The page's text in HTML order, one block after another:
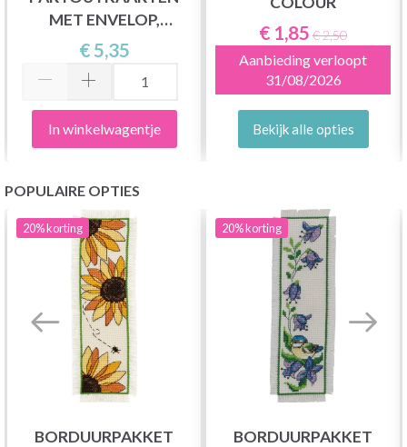
MET ENVELOP,
RECHTHOEKIG
€ 5,35
In winkelwagentje
€ 1,85 € 2,50
Aanbieding verloopt
31/08/2026
Bekijk alle opties
POPULAIRE OPTIES
20%korting
BORDUURPAKKET
20%korting
BORDUURPAKKET